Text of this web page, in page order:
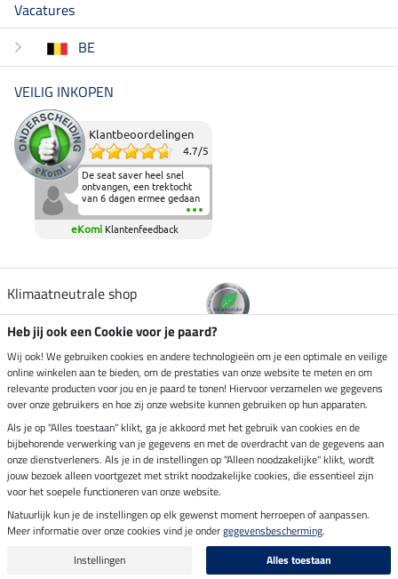
Vacatures
BE
VEILIG INKOPEN
Klantbeoordelingen
4.7/5
De seat saver heel snel
ontvangen, een trektocht
van 6 dagen ermee gedaan
en deze heeft de beproeving
fantastisch doorstaan.
Heerlijk zacht om op te
elkaar in het zadel.
eKomi Klantenfeedback
Klimaatneutrale shop
Verzending per
Veilig betalen met
Impressum
Laatste update op 09.08.2026 om 07:13 uur
Alle prijzen in euro's, incl. BTW, excl. verzendkosten.
Heb jij ook een Cookie voor je paard?
Wij ook! We gebruiken cookies en andere technologieën om je een optimale en veilige
online winkelen aan te bieden, om de prestaties van onze website te meten en om
relevante producten voor jou en je paard te tonen! Hiervoor verzamelen we gegevens
over onze gebruikers en hoe zij onze website kunnen gebruiken op hun apparaten.
Als je op "Alles toestaan" klikt, ga je akkoord met het gebruik van cookies en de
bijbehorende verwerking van je gegevens en met de overdracht van de gegevens aan
onze dienstverleners. Als je in de instellingen op "Alleen noodzakelijke" klikt, wordt
jouw bezoek alleen voortgezet met strikt noodzakelijke cookies, die essentieel zijn
voor het soepele functioneren van onze website.
Natuurlijk kun je de instellingen op elk gewenst moment herroepen of aanpassen.
Meer informatie over onze cookies vind je ondergegevensbescherming.
Instellingen
Alles toestaan